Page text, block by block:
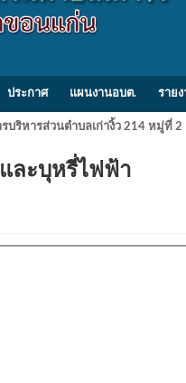
ประกาศ แผนงานอบต. ราย
บริหารส่วนตำบลเก่างิ้ว 214 หมู่ที่
ละบุหรี่ไฟฟ้า